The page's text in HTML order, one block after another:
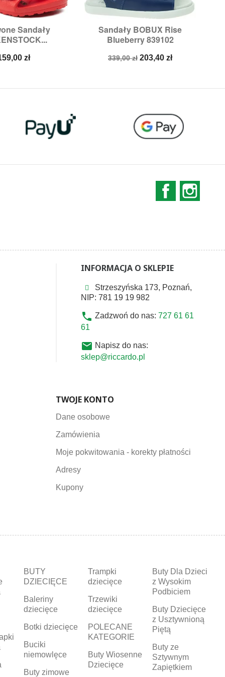
Sandały
zł
podgląd
Sandały BOBUX Rise
Blueberry 839102
Cena
339,00 zł Cena
203,40 zł
Szybki podgląd
Rozmiary:29
Facebook
INFORMACJA O SKLEPIE
Strzeszyńska 173, Poznań,
NIP: 781 19 19 982
phone Zadzwoń do nas: 727 61 61
61
email Napisz do nas:
sklep@riccardo.pl
TWOJE KONTO
Dane osobowe
Zamówienia
Moje pokwitowania - korekty płatności
Adresy
Kupony
BUTY
DZIECIĘCE
Baleriny
dziecięce
Botki dziecięce
Buciki
niemowlęce
Buty zimowe
Trampki
dziecięce
Trzewiki
dziecięce
POLECANE
KATEGORIE
Buty Wiosenne
Dziecięce
Buty Dla Dzieci
z Wysokim
Podbiciem
Buty Dziecięce
z Usztywnioną
Piętą
Buty ze
Sztywnym
Zapiętkiem